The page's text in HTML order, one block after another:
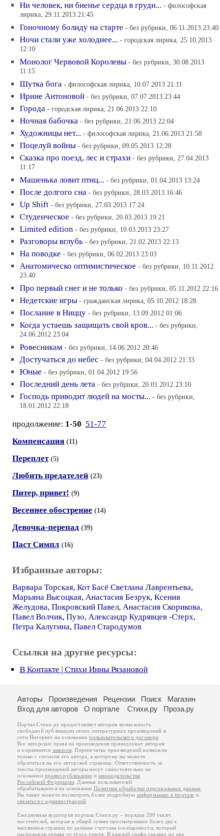
Ни человек, ни биенье сердца в груди... - философская
лирика, 29.11.2013 21:45
Гоночному болиду на старте - без рубрики, 06.11.2013 23:40
Ночи стали уже холоднее... - городская лирика, 25.10.2013
12:10
Монолог Червовой Королевы - без рубрики, 30.08.2013
11:15
Шутка бога - философская лирика, 10.07.2013 21:11
Ирине Антоновой - без рубрики, 07.07.2013 23:44
Города - городская лирика, 21.06.2013 22:10
Ночная бабочка - без рубрики, 21.06.2013 22:04
Художницы нет... - философская лирика, 21.06.2013 21:58
Поцелуй войны - без рубрики, 09.05.2013 12:28
Сказка про поезд, лес и страхи - без рубрики, 27.04.2013
11:17
Машенька ловит птиц... - без рубрики, 01.04.2013 13:24
После долгого сна - без рубрики, 28.03.2013 16:46
Up Shift - без рубрики, 27.03.2013 17:24
Студенческое - без рубрики, 20.03.2013 19:21
Limited edition - без рубрики, 10.03.2013 23:27
Разговоры вглубь - без рубрики, 21.02.2013 22:13
На поводке - без рубрики, 06.02.2013 23:03
Анатомическо оптимистическое - без рубрики, 10.11.2012
23:40
Про первый снег и не только - без рубрики, 05.11.2012 22:16
Недетские игры - гражданская лирика, 05.10.2012 18:28
Послание в Ниццу - без рубрики, 13.09.2012 01:06
Когда устаешь защищать свой кров... - без рубрики,
24.06.2012 23:04
Ровесникам - без рубрики, 14.06.2012 20:46
Достучаться до небес - без рубрики, 04.04.2012 21:33
Юные - без рубрики, 01.04.2012 19:56
Последний день лета - без рубрики, 20.01.2012 23:10
Господь приводит людей на мосты... - без рубрики,
18.01.2012 22:18
продолжение: 1-50 51-77
Компенсация (11)
Переплет (5)
Любить предателей (23)
Питер, привет! (9)
Весеннее обострение (14)
Девочка-перепад (39)
Паст Симпл (16)
Избранные авторы:
Варвара Торская, Кот Басё Светлана Лаврентьева,
Марьяна Высоцкая, Анастасия Безрук, Ксения
Желудова, Покровский Павел, Анастасия Скорикова,
Павел Волчик, Пузо, Александр Кудрявцев -Стерх,
Петра Калугина, Павел Стародумов
Ссылки на другие ресурсы:
В Контакте | Стихи Инны Рязановой
Авторы Произведения Рецензии Поиск
Магазин
Вход для авторов
О портале Стихи.ру Проза.ру
Портал Стихи.ру предоставляет авторам возможность
свободной публикации своих литературных произведений в
сети Интернет на основаниипользовательского договора.
Все авторские права на произведения принадлежат авторам
и охраняются законом. Перепечатка произведений возможна
только с согласия его автора, к которому вы можете
обратиться на его авторской странице. Ответственность за
тексты произведений авторы несут самостоятельно на
основанииправил публикации изаконодательства
Российской Федерации. Данные пользователей
обрабатываются на основании Политики обработки персональных данных.
Вы также можете посмотреть более подробную информацию о портале и
связаться с администрацией.
Ежедневная аудитория портала Стихи.ру – порядка 200 тысяч
посетителей, которые в общей сумме просматривают более двух
миллионов страниц по данным счетчика посещаемости, который
расположен справа от этого текста. В каждой графе указано по две